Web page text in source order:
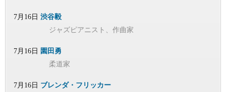
7月16日 渋谷毅
ジャズピアニスト、作曲家
7月16日 園田勇
柔道家
7月16日 ブレンダ・フリッカー